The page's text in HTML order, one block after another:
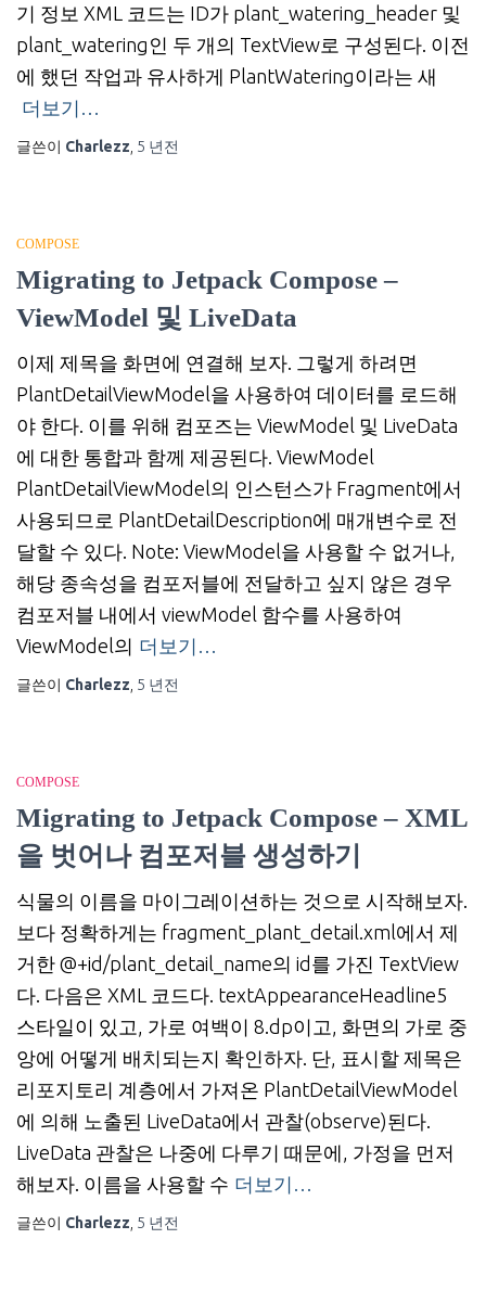
기 정보 XML 코드는 ID가 plant_watering_header 및
plant_watering인 두 개의 TextView로 구성된다. 이전
에 했던 작업과 유사하게 PlantWatering이라는 새
더보기…
글쓴이 Charlezz 5 년전
COMPOSE
Migrating to Jetpack Compose –
ViewModel 및 LiveData
이제 제목을 화면에 연결해 보자. 그렇게 하려면
PlantDetailViewModel을 사용하여 데이터를 로드해
야 한다. 이를 위해 컴포즈는 ViewModel 및 LiveData
에 대한 통합과 함께 제공된다. ViewModel
PlantDetailViewModel의 인스턴스가 Fragment에서
사용되므로 PlantDetailDescription에 매개변수로 전
달할 수 있다. Note: ViewModel을 사용할 수 없거나,
해당 종속성을 컴포저블에 전달하고 싶지 않은 경우
컴포저블 내에서 viewModel 함수를 사용하여
ViewModel의 더보기…
글쓴이 Charlezz 5 년전
COMPOSE
Migrating to Jetpack Compose – XML
을 벗어나 컴포저블 생성하기
식물의 이름을 마이그레이션하는 것으로 시작해보자.
보다 정확하게는 fragment_plant_detail.xml에서 제
거한 @+id/plant_detail_name의 id를 가진 TextView
다. 다음은 XML 코드다. textAppearanceHeadline5
스타일이 있고, 가로 여백이 8.dp이고, 화면의 가로 중
앙에 어떻게 배치되는지 확인하자. 단, 표시할 제목은
리포지토리 계층에서 가져온 PlantDetailViewModel
에 의해 노출된 LiveData에서 관찰(observe)된다.
LiveData 관찰은 나중에 다루기 때문에, 가정을 먼저
해보자. 이름을 사용할 수 더보기…
글쓴이 Charlezz 5 년전